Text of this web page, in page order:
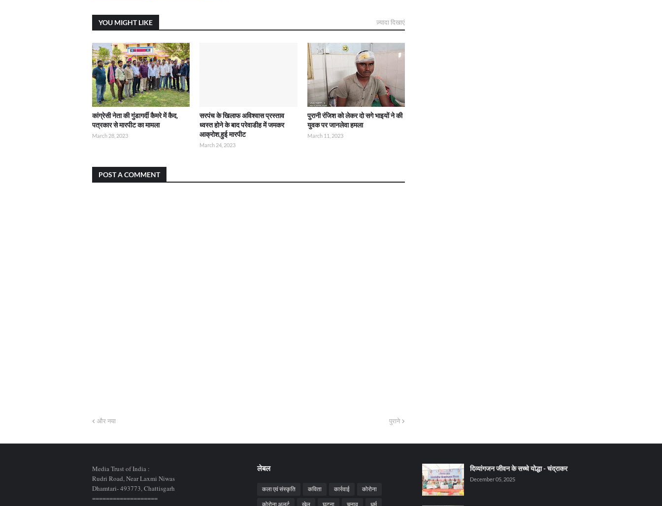
YOU MIGHT LIKE ज़्यादा दिखाएं
कांग्रेसी नेता की गुंडागर्दी कैमरे में कैद,
पत्रकार से मारपीट का मामला
March 28, 2023
सरपंच के खिलाफ अविश्वास प्रस्ताव
ध्वस्त होने के बाद परेवाडीह में जमकर
आक्रोश,हुई मारपीट
March 24, 2023
पुरानी रंजिश को लेकर दो सगे भाइयों ने की
युवक पर जानलेवा हमला
March 11, 2023
POST A COMMENT
और नया पुराने
Media Trust of India :
Rudri Road, Near Laxmi Niwas
Dhamtari- 493773,Chattisgarh
===================
लेबल
कला एवं संस्कृति कविता कार्रवाई कोरोना
कोरोना अलर्ट खेल घटना चुनाव धर्म
दिव्यांगजन जीवन के सच्चे योद्धा - चंद्राकर
December 05, 2025